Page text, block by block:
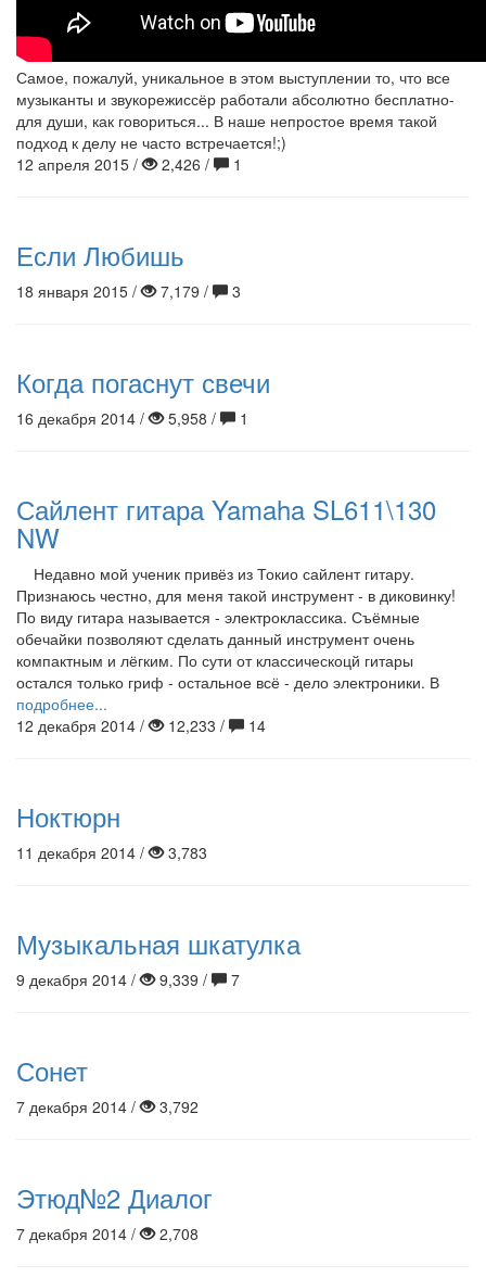
Самое, пожалуй, уникальное в этом выступлении то, что все
музыканты и звукорежиссёр работали абсолютно бесплатно-
для души, как говориться... В наше непростое время такой
подход к делу не часто встречается!;)
12 апреля 2015 /
2,426 / 1
Если Любишь
18 января 2015 / 7,179 / 3
Когда погаснут свечи
16 декабря 2014 / 5,958 / 1
Сайлент гитара Yamaha SL611\130
NW
Недавно мой ученик привёз из Токио сайлент гитару.
Признаюсь честно, для меня такой инструмент - в диковинку!
По виду гитара называется - электроклассика. Съёмные
обечайки позволяют сделать данный инструмент очень
компактным и лёгким. По сути от классическоцй гитары
остался только гриф - остальное всё - дело электроники. В
подробнее...
12 декабря 2014 /
12,233 / 14
Ноктюрн
11 декабря 2014 / 3,783
Музыкальная шкатулка
9 декабря 2014 / 9,339 / 7
Сонет
7 декабря 2014 / 3,792
Этюд№2 Диалог
7 декабря 2014 / 2,708